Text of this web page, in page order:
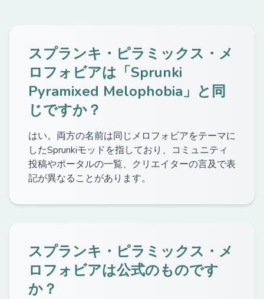
スプランキ・ピラミックス・メ
ロフォビアは「Sprunki
Pyramixed Melophobia」と同
じですか？
はい。両方の名前は同じメロフォビアをテーマに
したSprunkiモッドを指しており、コミュニティ
投稿やポータルの一覧、クリエイターの言及で表
記が異なることがあります。
スプランキ・ピラミックス・メ
ロフォビアは公式のものです
か？